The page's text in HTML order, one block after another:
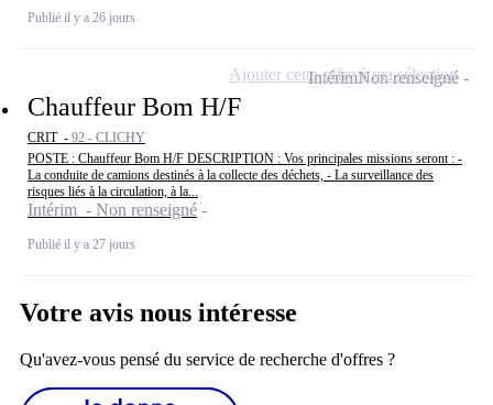
Publié il y a 26 jours
Chauffeur Bom H/F
CRIT - 92 - CLICHY
POSTE : Chauffeur Bom H/F DESCRIPTION : Vos principales missions seront : -
La conduite de camions destinés à la collecte des déchets, - La surveillance des
risques liés à la circulation, à la...
Intérim - Non renseigné
Publié il y a 27 jours
IntérimNon renseigné
Ajouter cette offre à ma sélection
Votre avis nous intéresse
Qu'avez-vous pensé du service de recherche d'offres ?